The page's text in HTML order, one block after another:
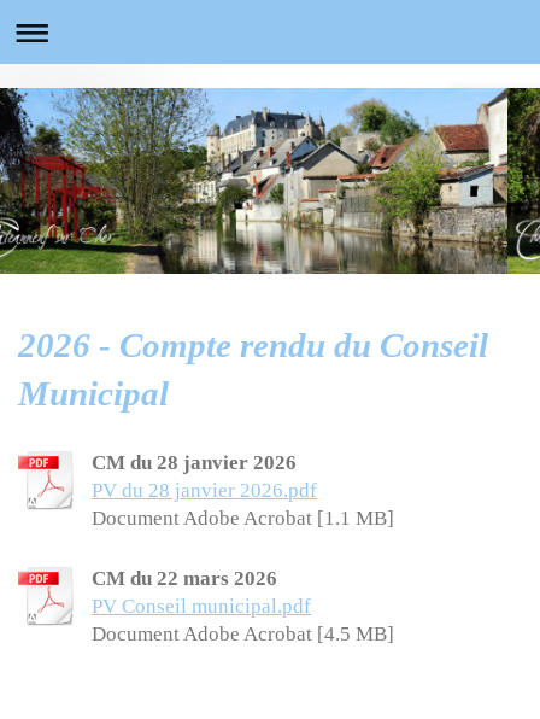
2026 - Compte rendu du Conseil
Municipal
CM du 28 janvier 2026
PV du 28 janvier 2026.pdf
Document Adobe Acrobat [1.1 MB]
CM du 22 mars 2026
PV Conseil municipal.pdf
Document Adobe Acrobat [4.5 MB]